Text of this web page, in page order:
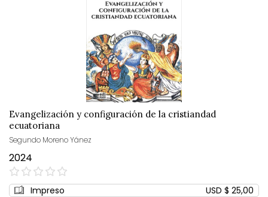
Evangelización y configuración de la cristiandad
ecuatoriana
Segundo Moreno Yánez
2024
0%
Impreso
USD $ 25,00